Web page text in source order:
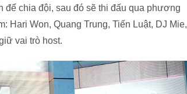
chia đội, sau đó sẽ thi đấu qua phương
Won, Quang Trung, Tiến Luật, DJ Mie,
vai trò host.